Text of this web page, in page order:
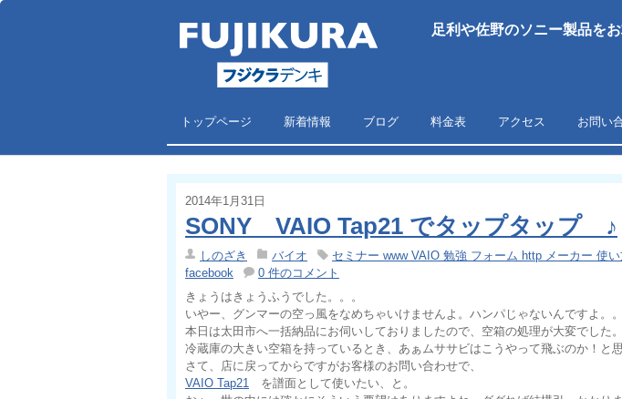
足利や佐野のソニー製品を
トップページ 新着情報 ブログ 料金表 アクセス お問い
2014年1月31日
SONY VAIO Tap21 でタップタップ ♪
しのざき バイオ
セミナー www VAIO 勉強 フォーム http メーカー 使
facebook
0 件のコメント
きょうはきょうふうでした。。。
いやー、グンマーの空っ風をなめちゃいけませんよ。ハンパじゃないんですよ。。
本日は太田市へ一括納品にお伺いしておりましたので、空箱の処理が大変でした。
冷蔵庫の大きい空箱を持っているとき、あぁムササビはこうやって飛ぶのか！と
さて、店に戻ってからですがお客様のお問い合わせで、
VAIO Tap21
を譜面として使いたい、と。